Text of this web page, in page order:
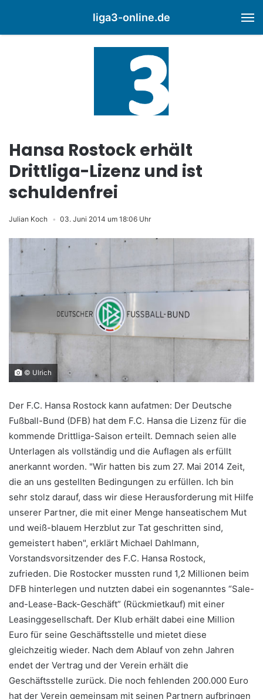
liga3-online.de
Hansa Rostock erhält
Drittliga-Lizenz und ist
schuldenfrei
Julian Koch 03. Juni 2014 um 18:06 Uhr
© Ulrich
Der F.C. Hansa Rostock kann aufatmen: Der Deutsche
Fußball-Bund (DFB) hat dem F.C. Hansa die Lizenz für die
kommende Drittliga-Saison erteilt. Demnach seien alle
Unterlagen als vollständig und die Auflagen als erfüllt
anerkannt worden. "Wir hatten bis zum 27. Mai 2014 Zeit,
die an uns gestellten Bedingungen zu erfüllen. Ich bin
sehr stolz darauf, dass wir diese Herausforderung mit Hilfe
unserer Partner, die mit einer Menge hanseatischem Mut
und weiß-blauem Herzblut zur Tat geschritten sind,
gemeistert haben", erklärt Michael Dahlmann,
Vorstandsvorsitzender des F.C. Hansa Rostock,
zufrieden. Die Rostocker mussten rund 1,2 Millionen beim
DFB hinterlegen und nutzten dabei ein sogenanntes “Sale-
and-Lease-Back-Geschäft” (Rückmietkauf) mit einer
Leasinggesellschaft. Der Klub erhält dabei eine Million
Euro für seine Geschäftsstelle und mietet diese
gleichzeitig wieder. Nach dem Ablauf von zehn Jahren
endet der Vertrag und der Verein erhält die
Geschäftsstelle zurück. Die noch fehlenden 200.000 Euro
hat der Verein gemeinsam mit seinen Partnern aufbringen